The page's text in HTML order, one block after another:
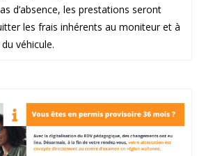
d’absence, les prestations seront
les frais inhérents au moniteur et à
véhicule.